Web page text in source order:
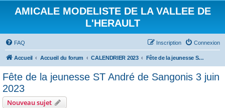
AMICALE MODELISTE DE LA VALLEE DE
L'HERAULT
FAQ Connexion
Inscription
Accueil Accueil du forum CALENDRIER 2023 Fête de la jeunesse ST André de Sangonis 3 juin 2023
Fête de la jeunesse ST André de Sangonis 3 juin
2023
Nouveau sujet